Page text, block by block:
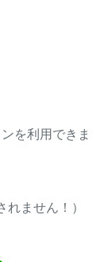
を利用できま
ません！）